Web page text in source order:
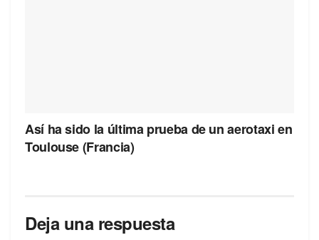
Así ha sido la última prueba de un aerotaxi en
Toulouse (Francia)
Deja una respuesta